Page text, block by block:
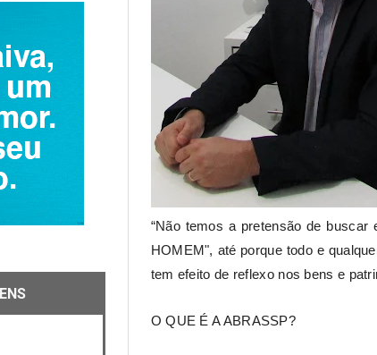
“Não temos a pretensão de
HOMEM", até porque todo e
tem efeito de reflexo nos bens e
O QUE É A ABRASSP?